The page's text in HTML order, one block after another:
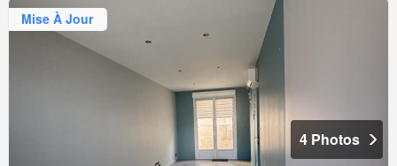
Mise À Jour
4 Photos